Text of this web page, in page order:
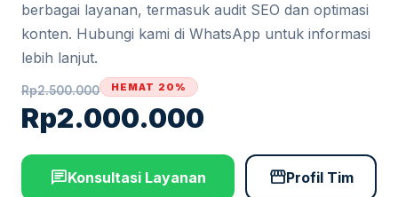
berbagai layanan, termasuk audit SEO dan optimasi
konten. Hubungi kami di WhatsApp untuk informasi
lebih lanjut.
Rp2.500.000
Rp2.000.000
HEMAT 20%
chatKonsultasi Layanan storefrontProfil Tim